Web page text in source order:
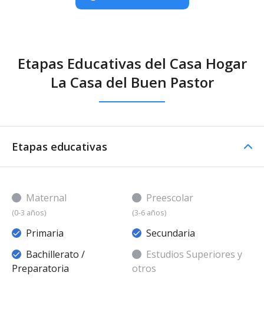
Etapas Educativas del Casa Hogar
La Casa del Buen Pastor
Etapas educativas
Maternal
(0-3 años)
Preescolar
(3-6 años)
Primaria
Secundaria
Bachillerato /
Preparatoria
Estudios Superiores y
otros